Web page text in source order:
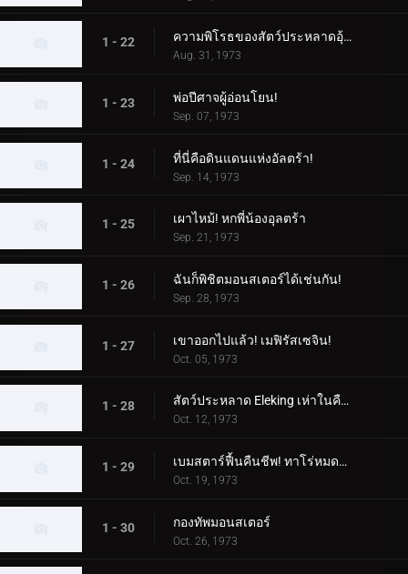
1 - 22 ความพิโรธของสัตว์ประหลาดอุ้มเด็ก!
Aug. 31, 1973
1 - 23 พ่อปีศาจผู้อ่อนโยน!
Sep. 07, 1973
1 - 24 ที่นี่คือดินแดนแห่งอัลตร้า!
Sep. 14, 1973
1 - 25 เผาไหม้! หกพี่น้องอุลตร้า
Sep. 21, 1973
1 - 26 ฉันก็พิชิตมอนสเตอร์ได้เช่นกัน!
Sep. 28, 1973
1 - 27 เขาออกไปแล้ว! เมฟิรัสเซจิน!
Oct. 05, 1973
1 - 28 สัตว์ประหลาด Eleking เห่าในคืนพระจันทร์เต็มดวง!
Oct. 12, 1973
1 - 29 เบมสตาร์ฟื้นคืนชีพ! ทาโร่หมดอายุแน่นอน!
Oct. 19, 1973
1 - 30 กองทัพมอนสเตอร์
Oct. 26, 1973